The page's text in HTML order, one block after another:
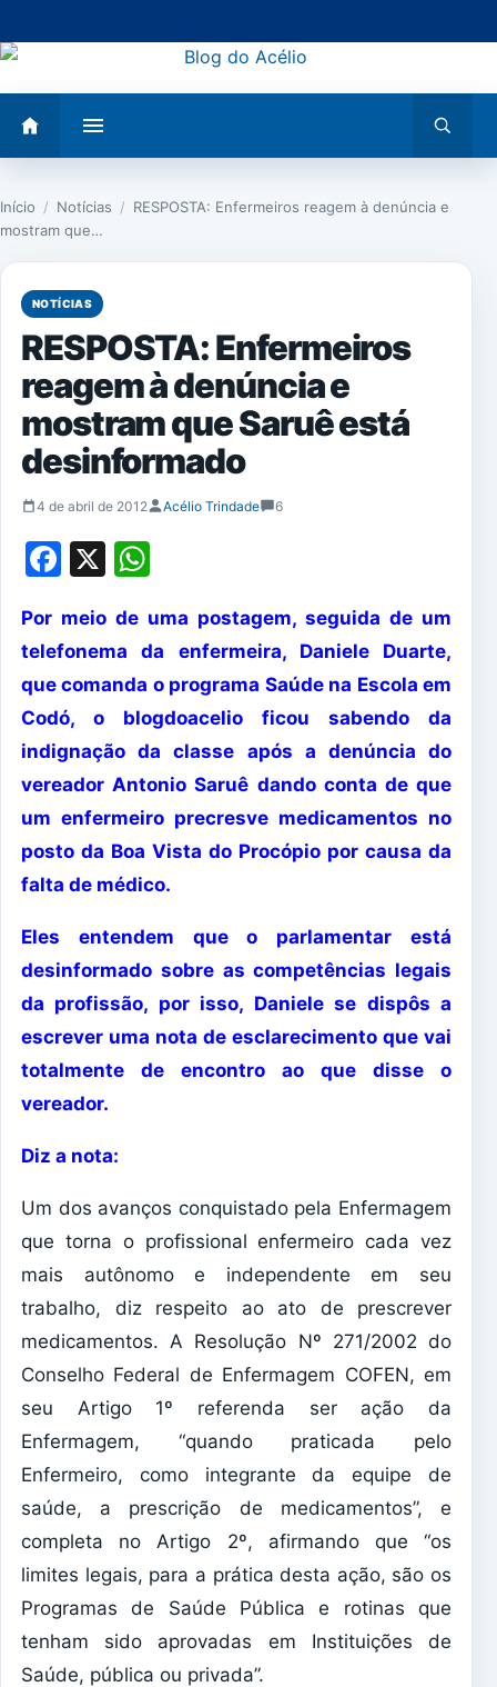
para
conteúdo
menu
busca
Início / Notícias / RESPOSTA: Enfermeiros reagem à denúncia e
mostram que…
NOTÍCIAS
RESPOSTA: Enfermeiros
reagem à denúncia e
mostram que Saruê está
desinformado
4 de abril de 2012 Acélio Trindade 6
Facebook
X
Por meio de uma postagem, seguida de um
telefonema da enfermeira, Daniele Duarte,
que comanda o programa Saúde na Escola em
Codó, o blogdoacelio ficou sabendo da
indignação da classe após a denúncia do
vereador Antonio Saruê dando conta de que
um enfermeiro precresve medicamentos no
posto da Boa Vista do Procópio por causa da
falta de médico.
Eles entendem que o parlamentar está
desinformado sobre as competências legais
da profissão, por isso, Daniele se dispôs a
escrever uma nota de esclarecimento que vai
totalmente de encontro ao que disse o
vereador.
Diz a nota:
Um dos avanços conquistado pela Enfermagem
que torna o profissional enfermeiro cada vez
mais autônomo e independente em seu
trabalho, diz respeito ao ato de prescrever
medicamentos. A Resolução Nº 271/2002 do
Conselho Federal de Enfermagem COFEN, em
seu Artigo 1º referenda ser ação da
Enfermagem, “quando praticada pelo
Enfermeiro, como integrante da equipe de
saúde, a prescrição de medicamentos”, e
completa no Artigo 2º, afirmando que “os
limites legais, para a prática desta ação, são os
Programas de Saúde Pública e rotinas que
tenham sido aprovadas em Instituições de
Saúde, pública ou privada”.